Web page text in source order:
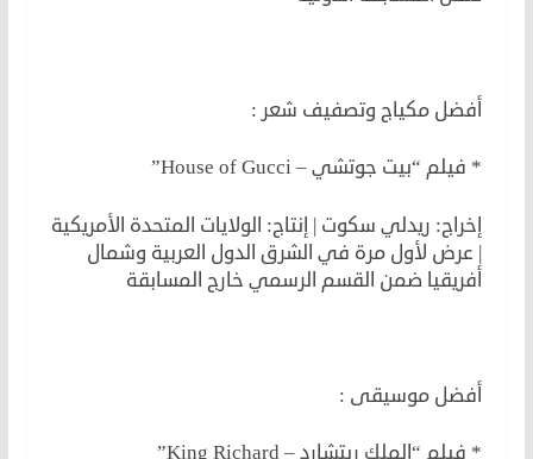
أفضل مكياج وتصفيف شعر :
* فيلم “بيت جوتشي – House of Gucci”
إخراج: ريدلي سكوت | إنتاج: الولايات المتحدة الأمريكية
| عرض لأول مرة في الشرق الدول العربية وشمال
أفريقيا ضمن القسم الرسمي خارج المسابقة
أفضل موسيقى :
* فيلم “الملك ريتشارد – King Richard”